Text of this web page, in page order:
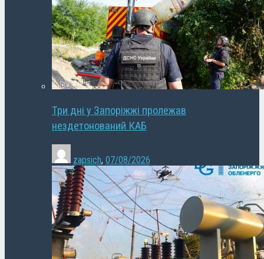
Три дні у Запоріжжі пролежав
нездетонований КАБ
zapsich, 07/08/2026